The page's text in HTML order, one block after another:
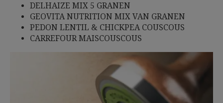
DELHAIZE MIX 5 GRANEN
GEOVITA NUTRITION MIX VAN GRANEN
PEDON LENTIL & CHICKPEA COUSCOUS
CARREFOUR MAISCOUSCOUS